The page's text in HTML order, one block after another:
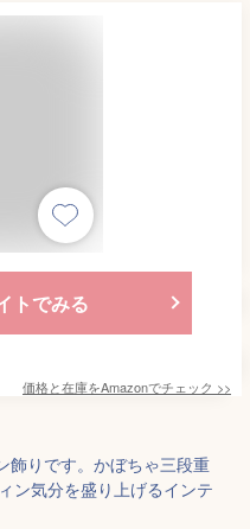
トでみる
価格と在庫をAmazonでチェック >>
飾りです。かぼちゃ三段重
ン気分を盛り上げるインテ